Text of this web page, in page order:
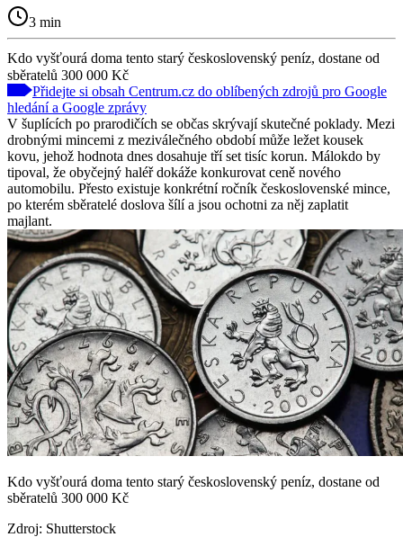
3 min
Kdo vyšťourá doma tento starý československý peníz, dostane od
sběratelů 300 000 Kč
Přidejte si obsah Centrum.cz do oblíbených zdrojů pro Google
hledání a Google zprávy
V šuplících po prarodičích se občas skrývají skutečné poklady. Mezi
drobnými mincemi z meziválečného období může ležet kousek
kovu, jehož hodnota dnes dosahuje tří set tisíc korun. Málokdo by
tipoval, že obyčejný haléř dokáže konkurovat ceně nového
automobilu. Přesto existuje konkrétní ročník československé mince,
po kterém sběratelé doslova šílí a jsou ochotni za něj zaplatit
majlant.
Kdo vyšťourá doma tento starý československý peníz, dostane od
sběratelů 300 000 Kč
Zdroj: Shutterstock